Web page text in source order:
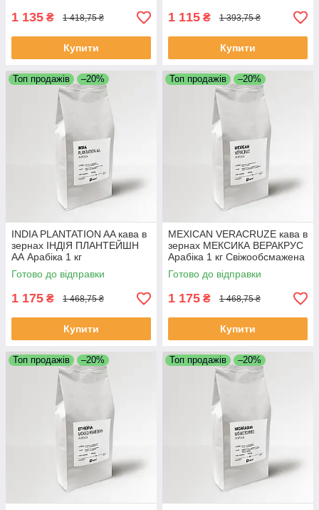
1 135 ₴ 1 418,75 ₴
Купити
1 115 ₴ 1 393,75 ₴
Купити
Топ продажів –20%
INDIA PLANTATION AA кава в
зернах ІНДІЯ ПЛАНТЕЙШН
АА Арабіка 1 кг
Свіжообсмажена кава
Готово до відправки
1 175 ₴ 1 468,75 ₴
Купити
Топ продажів –20%
MEXICAN VERACRUZE кава в
зернах МЕКСИКА ВЕРАКРУС
Арабіка 1 кг Свіжообсмажена
кава
Готово до відправки
1 175 ₴ 1 468,75 ₴
Купити
Топ продажів –20% Топ продажів –20%